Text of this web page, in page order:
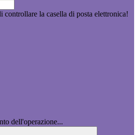
controllare la casella di posta elettronica!
dell'operazione...